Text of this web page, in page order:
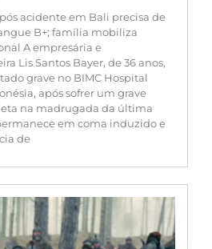
acidente em Bali precisa de
B+; família mobiliza
A empresária e
Lis Santos Bayer, de 36 anos,
grave no BIMC Hospital
após sofrer um grave
na madrugada da última
em coma induzido e
de